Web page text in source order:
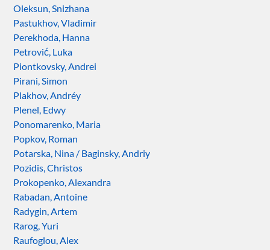
Oleksun, Snizhana
Pastukhov, Vladimir
Perekhoda, Hanna
Petrović, Luka
Piontkovsky, Andrei
Pirani, Simon
Plakhov, Andréy
Plenel, Edwy
Ponomarenko, Maria
Popkov, Roman
Potarska, Nina / Baginsky, Andriy
Pozidis, Christos
Prokopenko, Alexandra
Rabadan, Antoine
Radygin, Artem
Rarog, Yuri
Raufoglou, Alex